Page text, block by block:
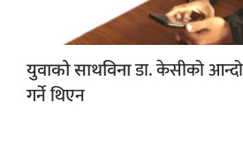
युवाको साथविनाडा. केसीको
गर्ने थिएन